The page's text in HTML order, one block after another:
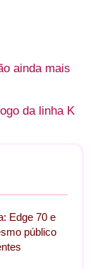
ainda mais
da linha K
Edge 70 e
público